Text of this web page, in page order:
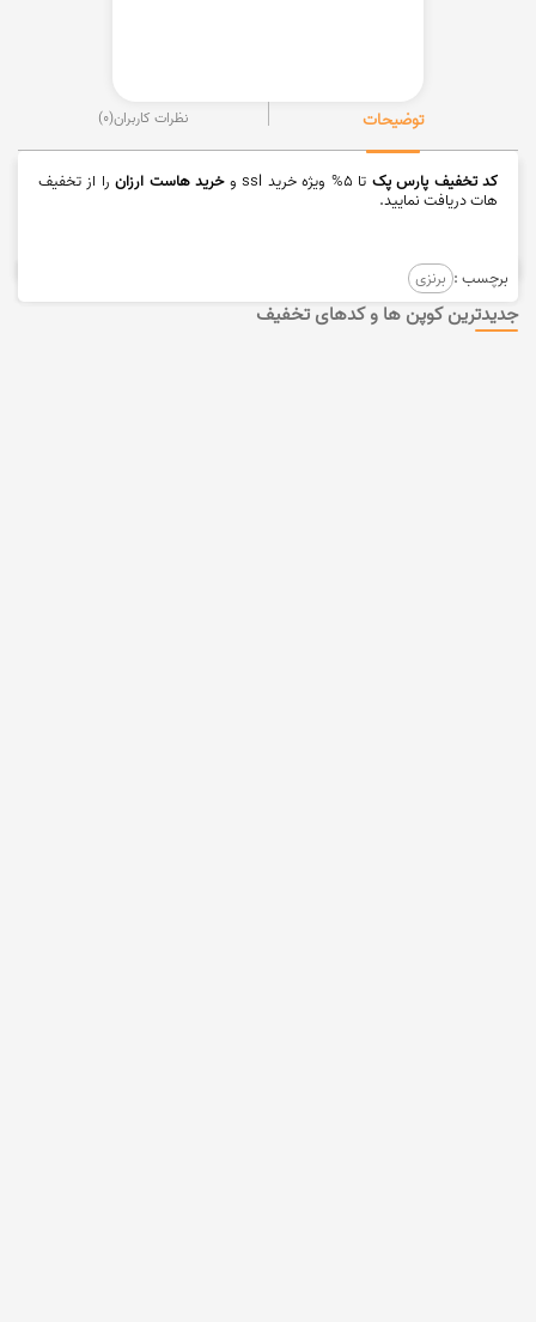
توضیحات نظرات کاربران(0)
کد تخفیف پارس پک تا 5% ویژه خرید ssl و خرید هاست ارزان را از تخفیف
هات دریافت نمایید.
برچسب : برنزی
جدیدترین کوپن ها و کدهای تخفیف